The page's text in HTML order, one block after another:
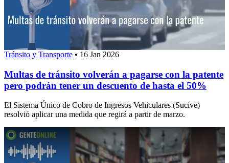
Tránsito y Transporte • 16 Jan 2026
Multas de tránsito volverán a pagarse con la patente
pero podrán tener un descuento de hasta el 50%
El Sistema Único de Cobro de Ingresos Vehiculares (Sucive)
resolvió aplicar una medida que regirá a partir de marzo.